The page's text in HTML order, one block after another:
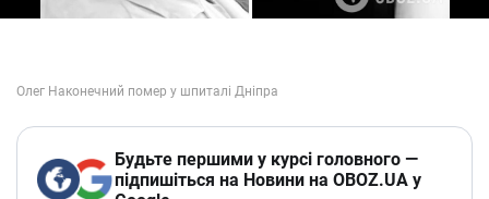
Будьте першими у курсі головного —
підпишіться на Новини на OBOZ.UA у